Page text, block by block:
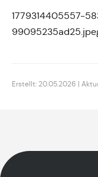
1779314405557-
Erstellt: 20.05.2026 |